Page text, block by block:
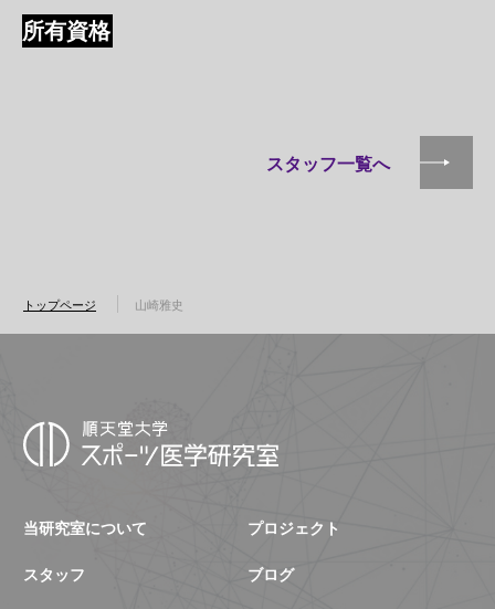
所有資格
スタッフ一覧へ
トップページ 山崎雅史
当研究室について プロジェクト
スタッフ ブログ